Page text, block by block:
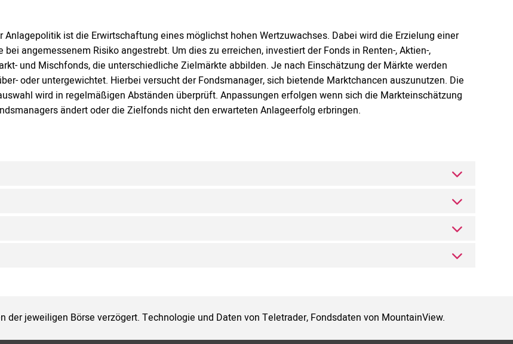
Anlagepolitik ist die Erwirtschaftung eines möglichst hohen Wertzuwachses. Dabei wird die Erzielung einer
bei angemessenem Risiko angestrebt. Um dies zu erreichen, investiert der Fonds in Renten-, Aktien-,
und Mischfonds, die unterschiedliche Zielmärkte abbilden. Je nach Einschätzung der Märkte werden
oder untergewichtet. Hierbei versucht der Fondsmanager, sich bietende Marktchancen auszunutzen. Die
wird in regelmäßigen Abständen überprüft. Anpassungen erfolgen wenn sich die Markteinschätzung
ändert oder die Zielfonds nicht den erwarteten Anlageerfolg erbringen.
jeweiligen Börse verzögert. Technologie und Daten von Teletrader, Fondsdaten von MountainView.